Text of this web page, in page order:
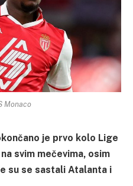
Monaco
je prvo kolo Lige
svim mečevima, osim
su se sastali Atalanta i